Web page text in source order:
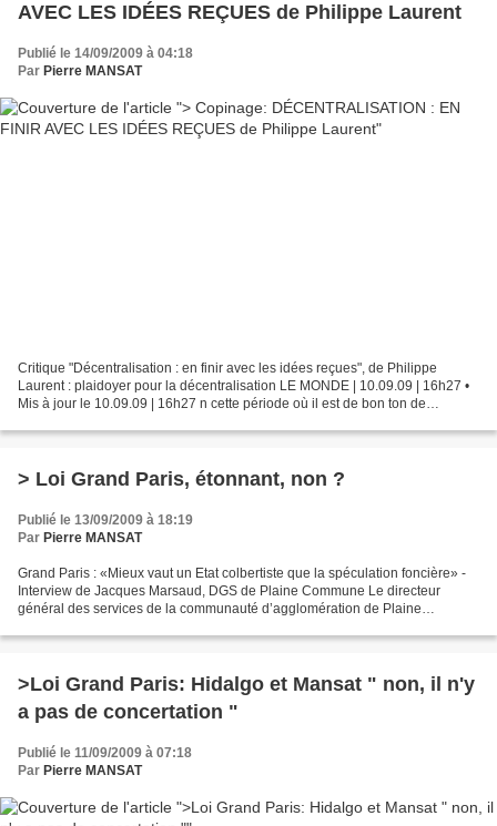
AVEC LES IDÉES REÇUES de Philippe Laurent
Publié le 14/09/2009 à 04:18
Par Pierre MANSAT
Critique "Décentralisation : en finir avec les idées reçues", de Philippe
Laurent : plaidoyer pour la décentralisation LE MONDE | 10.09.09 | 16h27 •
Mis à jour le 10.09.09 | 16h27 n cette période où il est de bon ton de
> Loi Grand Paris, étonnant, non ?
Publié le 13/09/2009 à 18:19
Par Pierre MANSAT
Grand Paris : «Mieux vaut un Etat colbertiste que la spéculation foncière» -
Interview de Jacques Marsaud, DGS de Plaine Commune Le directeur
général des services de la communauté d’agglomération de Plaine
>Loi Grand Paris: Hidalgo et Mansat " non, il n'y
a pas de concertation "
Publié le 11/09/2009 à 07:18
Par Pierre MANSAT